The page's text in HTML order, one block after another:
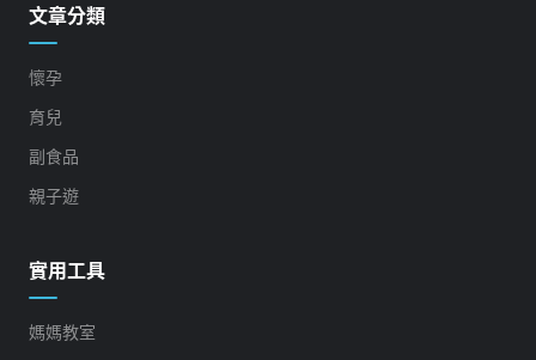
文章分類
懷孕
育兒
副食品
親子遊
實用工具
媽媽教室